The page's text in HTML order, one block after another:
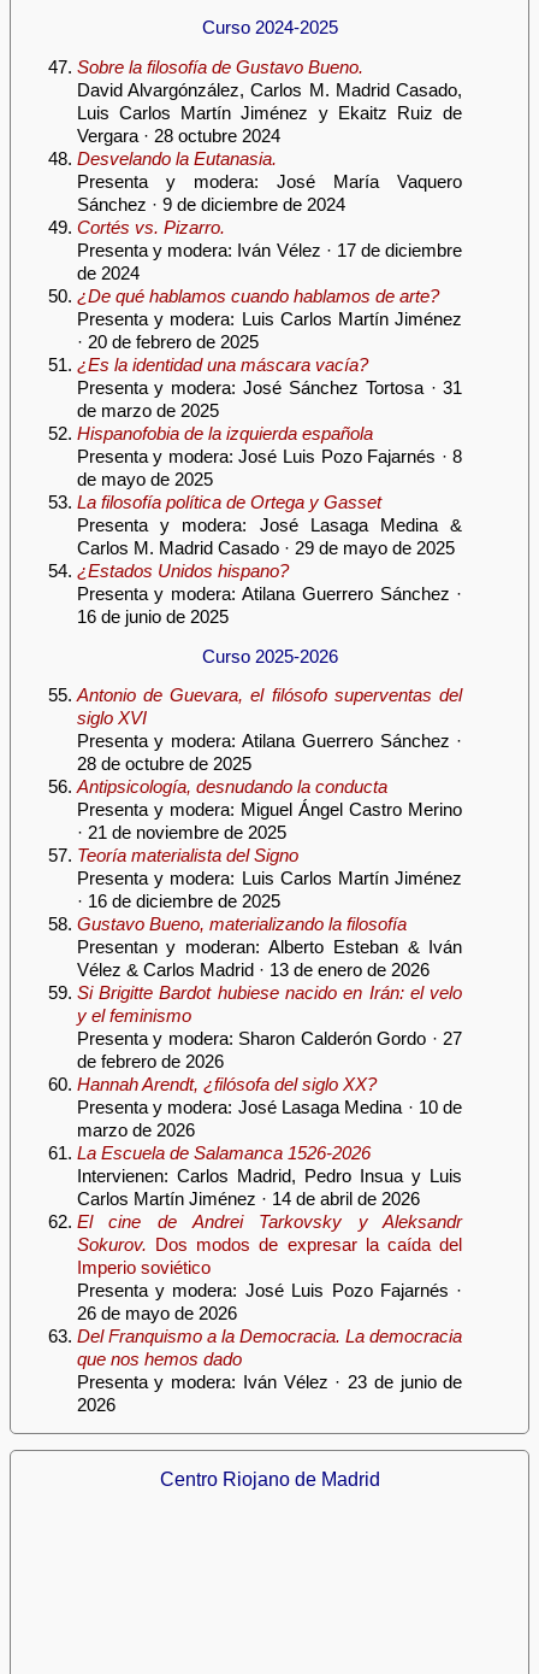
Curso 2024-2025
Sobre la filosofía de Gustavo Bueno.
David Alvargónzález, Carlos M. Madrid Casado,
Luis Carlos Martín Jiménez y Ekaitz Ruiz de
Vergara · 28 octubre 2024
Desvelando la Eutanasia.
Presenta y modera: José María Vaquero
Sánchez · 9 de diciembre de 2024
Cortés vs. Pizarro.
Presenta y modera: Iván Vélez · 17 de diciembre
de 2024
¿De qué hablamos cuando hablamos de arte?
Presenta y modera: Luis Carlos Martín Jiménez
· 20 de febrero de 2025
¿Es la identidad una máscara vacía?
Presenta y modera: José Sánchez Tortosa · 31
de marzo de 2025
Hispanofobia de la izquierda española
Presenta y modera: José Luis Pozo Fajarnés · 8
de mayo de 2025
La filosofía política de Ortega y Gasset
Presenta y modera: José Lasaga Medina &
Carlos M. Madrid Casado · 29 de mayo de 2025
¿Estados Unidos hispano?
Presenta y modera: Atilana Guerrero Sánchez ·
16 de junio de 2025
Curso 2025-2026
Antonio de Guevara, el filósofo superventas del
siglo XVI
Presenta y modera: Atilana Guerrero Sánchez ·
28 de octubre de 2025
Antipsicología, desnudando la conducta
Presenta y modera: Miguel Ángel Castro Merino
· 21 de noviembre de 2025
Teoría materialista del Signo
Presenta y modera: Luis Carlos Martín Jiménez
· 16 de diciembre de 2025
Gustavo Bueno, materializando la filosofía
Presentan y moderan: Alberto Esteban & Iván
Vélez & Carlos Madrid · 13 de enero de 2026
Si Brigitte Bardot hubiese nacido en Irán: el velo
y el feminismo
Presenta y modera: Sharon Calderón Gordo · 27
de febrero de 2026
Hannah Arendt, ¿filósofa del siglo XX?
Presenta y modera: José Lasaga Medina · 10 de
marzo de 2026
La Escuela de Salamanca 1526-2026
Intervienen: Carlos Madrid, Pedro Insua y Luis
Carlos Martín Jiménez · 14 de abril de 2026
El cine de Andrei Tarkovsky y Aleksandr
Sokurov. Dos modos de expresar la caída del
Imperio soviético
Presenta y modera: José Luis Pozo Fajarnés ·
26 de mayo de 2026
Del Franquismo a la Democracia. La democracia
que nos hemos dado
Presenta y modera: Iván Vélez · 23 de junio de
2026
Centro Riojano de Madrid